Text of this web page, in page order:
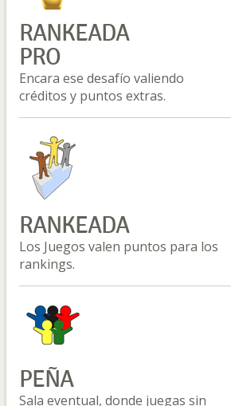
RANKEADA
PRO
Encara ese desafío valiendo
créditos y puntos extras.
RANKEADA
Los Juegos valen puntos para los
rankings.
PEÑA
Sala eventual, donde juegas sin